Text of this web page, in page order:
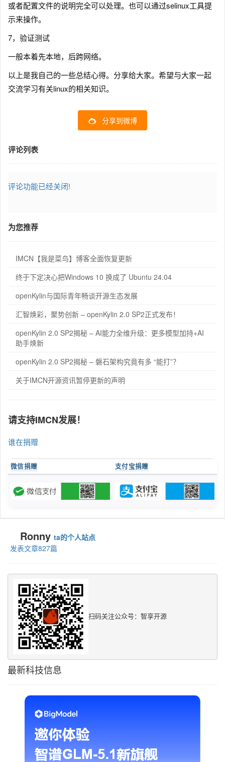
或者配置文件的说明完全可以处理。也可以通过selinux工具提
示来操作。
7，验证测试
一般本着先本地，后跨网络。
以上是我自己的一些总结心得。分享给大家。希望与大家一起
交流学习有关linux的相关知识。
分享到微博
评论列表
评论功能已经关闭!
为您推荐
IMCN【我是菜鸟】博客全面恢复更新
终于下定决心把Windows 10 换成了 Ubuntu 24.04
openKylin与国际青年畅谈开源生态发展
汇智焕彩，聚势创新 – openKylin 2.0 SP2正式发布！
openKylin 2.0 SP2揭秘 – AI能力全维升级：更多模型加持+AI
助手焕新
openKylin 2.0 SP2揭秘 – 磐石架构究竟有多 “能打”？
关于IMCN开源资讯暂停更新的声明
请支持IMCN发展！
谁在捐赠
微信捐赠 支付宝捐赠
Ronny ta的个人站点
发表文章827篇
扫码关注公众号：智享开源
最新科技信息